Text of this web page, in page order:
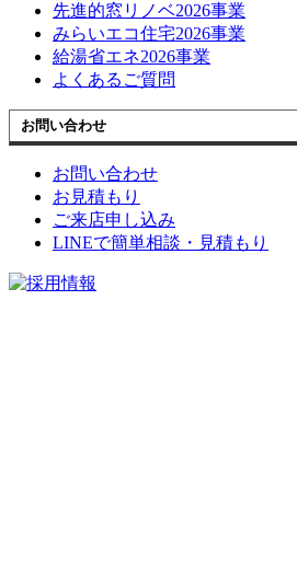
先進的窓リノベ2026事業
みらいエコ住宅2026事業
給湯省エネ2026事業
よくあるご質問
お問い合わせ
お問い合わせ
お見積もり
ご来店申し込み
LINEで簡単相談・見積もり